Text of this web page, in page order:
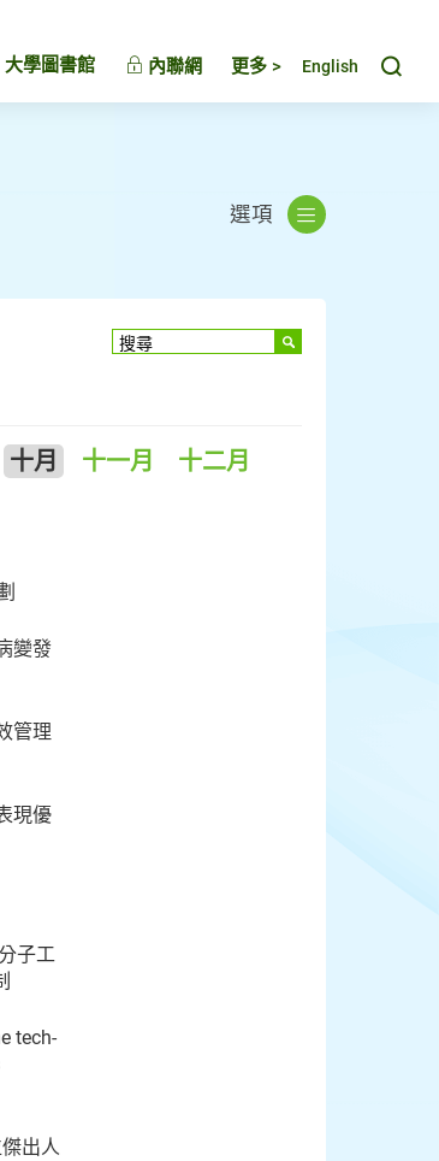
大學圖書館 內聯網 更多 > English
選項
十月 十一月 十二月
變發
管理
現優
子工
tech-
出人